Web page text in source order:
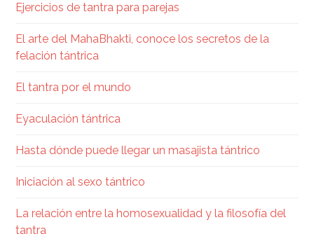
Ejercicios de tantra para parejas
El arte del MahaBhakti, conoce los secretos de la
felación tántrica
El tantra por el mundo
Eyaculación tántrica
Hasta dónde puede llegar un masajista tántrico
Iniciación al sexo tántrico
La relación entre la homosexualidad y la filosofía del
tantra